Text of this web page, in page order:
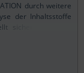
durch weitere
der Inhaltsstoffe
sicher, dass alle